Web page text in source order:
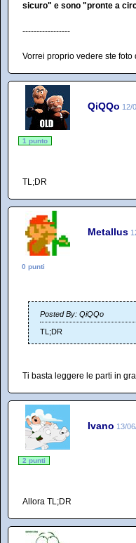
sicuro" e sono "pronte a
-----------------
Vorrei proprio vedere ste foto
QiQQo 12/
1 punto
TL;DR
Metallus
0 punti
Posted By: QiQQo
TL;DR
Ti basta leggere le parti in
Ivano 13/
2 punti
Allora TL;DR